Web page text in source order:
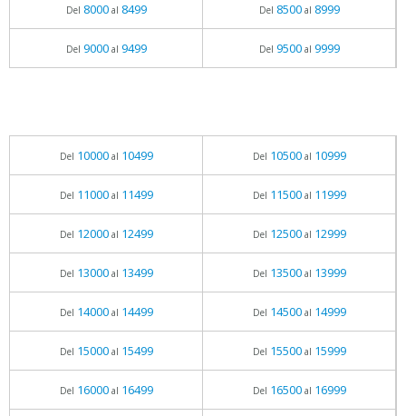
Del 8000al 8499 Del 8500al 8999
Del 9000al 9499 Del 9500al 9999
Del 10000al 10499 Del 10500al 10999
Del 11000al 11499 Del 11500al 11999
Del 12000al 12499 Del 12500al 12999
Del 13000al 13499 Del 13500al 13999
Del 14000al 14499 Del 14500al 14999
Del 15000al 15499 Del 15500al 15999
Del 16000al 16499 Del 16500al 16999